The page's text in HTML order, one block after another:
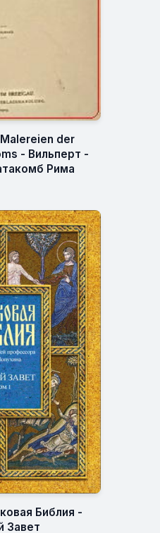
der
- Вильперт -
Рима
Библия -
Завет